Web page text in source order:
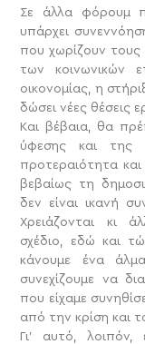
Σε άλλα φόρουμ
υπάρχει
που χωρίζουν τους
των κοινωνικών
οικονομίας, η
δώσει νέες θέσεις
Και βέβαια, θα
ύφεσης και της
προτεραιότητα
βεβαίως τη
δεν είναι ικανή
Χρειάζονται κι
σχέδιο, εδώ και
κάνουμε ένα
συνεχίζουμε να
που είχαμε
από την κρίση και
Γι’ αυτό, λοιπόν,